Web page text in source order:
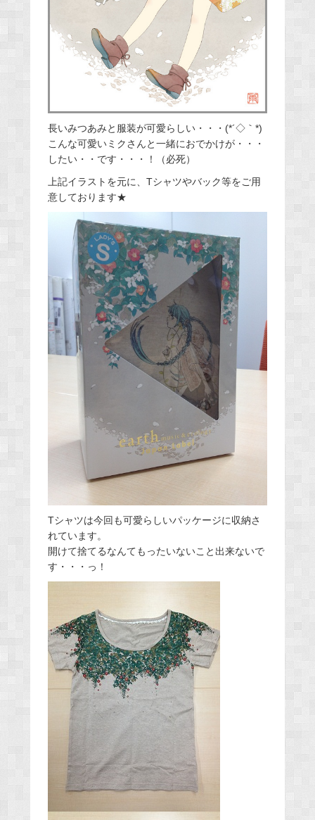
長いみつあみと服装が可愛らしい・・・(*´◇｀*)
こんな可愛いミクさんと一緒におでかけが・・・
したい・・です・・・！（必死）
上記イラストを元に、Tシャツやバック等をご用
意しております★
Tシャツは今回も可愛らしいパッケージに収納さ
れています。
開けて捨てるなんてもったいないこと出来ないで
す・・・っ！